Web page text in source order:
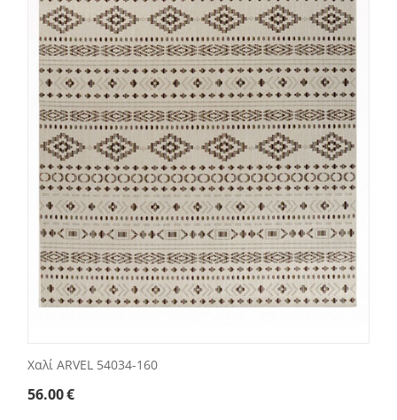
Χαλί ARVEL 54034-160
56.00€